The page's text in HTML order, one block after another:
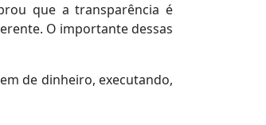
que a transparência é
O importante dessas
de dinheiro, executando,